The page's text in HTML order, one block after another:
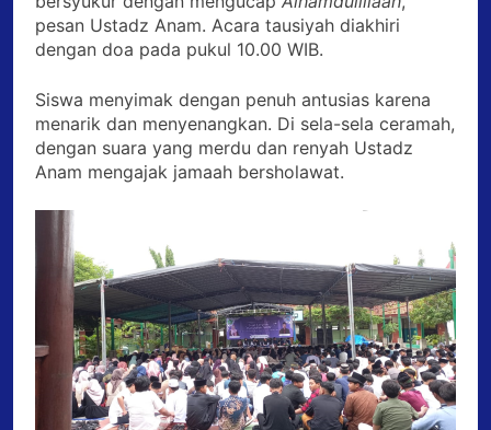
pesan Ustadz Anam. Acara tausiyah diakhiri
dengan doa pada pukul 10.00 WIB.
Siswa menyimak dengan penuh antusias karena
menarik dan menyenangkan. Di sela-sela ceramah,
dengan suara yang merdu dan renyah Ustadz
Anam mengajak jamaah bersholawat.